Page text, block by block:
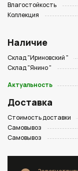
Влагостойкость
Коллекция
Наличие
Склад "Ириновский "
Склад "Янино "
Актуальность
Доставка
Стоимость доставки
Самовывоз
Самовывоз